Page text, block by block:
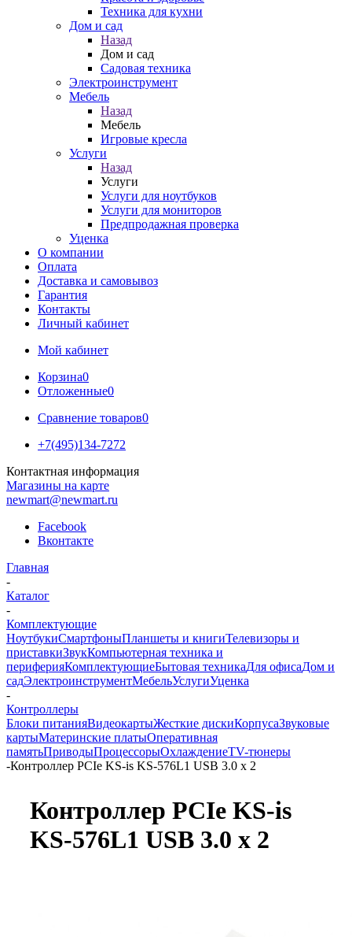
Техника для кухни
Дом и сад
Назад
Дом и сад
Садовая техника
Электроинструмент
Мебель
Назад
Мебель
Игровые кресла
Услуги
Назад
Услуги
Услуги для ноутбуков
Услуги для мониторов
Предпродажная проверка
Уценка
О компании
Оплата
Доставка и самовывоз
Гарантия
Контакты
Личный кабинет
Мой кабинет
Корзина0
Отложенные0
Сравнение товаров0
+7(495)134-7272
Контактная информация
Магазины на карте
newmart@newmart.ru
Facebook
Вконтакте
Главная
-
Каталог
-
Комплектующие
НоутбукиСмартфоныПланшеты и книгиТелевизоры и
приставкиЗвукКомпьютерная техника и
периферияКомплектующиеБытовая техникаДля офисаДом и
садЭлектроинструментМебельУслугиУценка
-
Контроллеры
Блоки питанияВидеокартыЖесткие дискиКорпусаЗвуковые
картыМатеринские платыОперативная
памятьПриводыПроцессорыОхлаждениеTV-тюнеры
-Контроллер PCIe KS-is KS-576L1 USB 3.0 x 2
Контроллер PCIe KS-is
KS-576L1 USB 3.0 x 2